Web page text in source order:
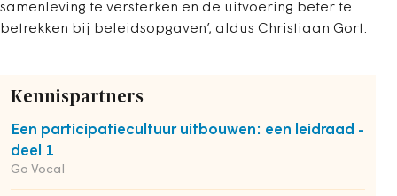
samenleving te versterken en de uitvoering beter te
betrekken bij beleidsopgaven’, aldus Christiaan Gort.
Kennispartners
Een participatiecultuur uitbouwen: een leidraad -
deel 1
Go Vocal